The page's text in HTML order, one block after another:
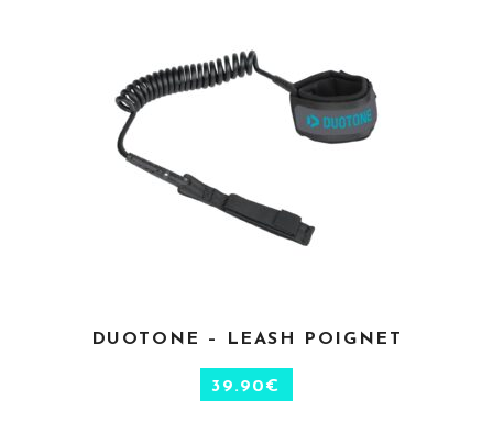
CHOIX DES OPTIONS
DUOTONE – LEASH POIGNET
39.90€